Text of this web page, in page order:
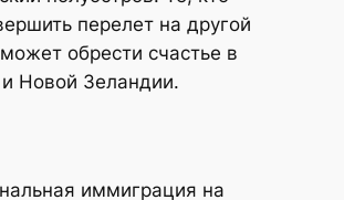
перелет на другой
обрести счастье в
Новой Зеландии.
иммиграция на